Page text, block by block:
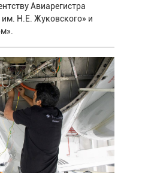
Авиарегистра
Н.Е. Жуковского» и